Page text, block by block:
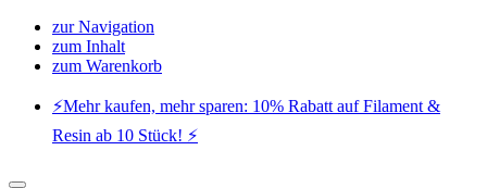
zur Navigation
zum Inhalt
zum Warenkorb
⚡️Mehr kaufen, mehr sparen: 10% Rabatt auf Filament &
Resin ab 10 Stück! ⚡️